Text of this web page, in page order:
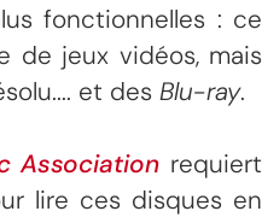
fonctionnelles : ce
de jeux vidéos, mais
et des Blu-ray.
Association requiert
lire ces disques en